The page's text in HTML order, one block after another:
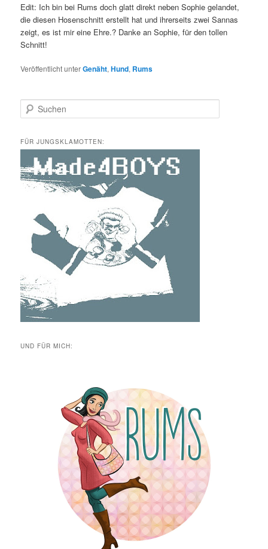
Edit: Ich bin bei Rums doch glatt direkt neben Sophie gelandet,
die diesen Hosenschnitt erstellt hat und ihrerseits zwei Sannas
zeigt, es ist mir eine Ehre.? Danke an Sophie, für den tollen
Schnitt!
Veröffentlicht unterGenäht,Hund, Rums
u
h
e
FÜR JUNGSKLAMOTTEN:
UND FÜR MICH: